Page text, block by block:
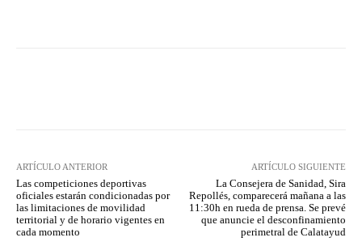
ARTÍCULO ANTERIOR
Las competiciones deportivas
oficiales estarán condicionadas por
las limitaciones de movilidad
territorial y de horario vigentes en
cada momento
ARTÍCULO SIGUIENTE
La Consejera de Sanidad, Sira
Repollés, comparecerá mañana a las
11:30h en rueda de prensa. Se prevé
que anuncie el desconfinamiento
perimetral de Calatayud